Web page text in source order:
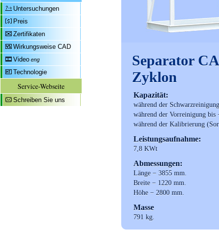
Untersuchungen
Preis
Zertifikaten
Wirkungsweise CAD
Video eng
Technologie
Service-Webseite
Schreiben Sie uns
Separator
Zyklon
Kapazität:
während der
während der Vorreinigung
während der Kalibrierung
Leistungsaufnahme:
7,8 KWt
Abmessungen:
Länge − 3855 mm.
Breite − 1220 mm.
Höhe − 2800 mm.
Masse
791 kg.